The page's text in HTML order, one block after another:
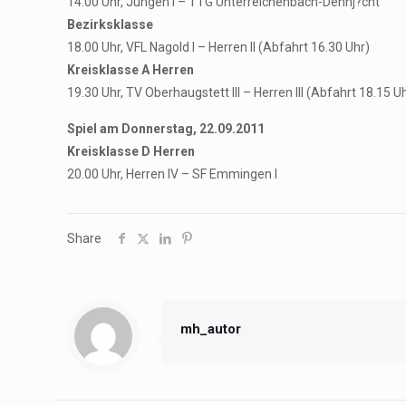
Bezirksklasse
18.00 Uhr, VFL Nagold I – Herren II (Abfahrt 16.30 Uhr)
Kreisklasse A Herren
19.30 Uhr, TV Oberhaugstett III – Herren III (Abfahrt 18.15
Spiel am Donnerstag, 22.09.2011
Kreisklasse D Herren
20.00 Uhr, Herren IV – SF Emmingen I
Share
mh_autor